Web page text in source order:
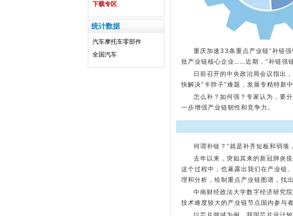
下载专区
统计数据
汽车摩托车零部件
全国汽车
重庆加速33条重点产业链“补链
批产业链核心企业……近期，“补链强
日前召开的中央政治局会议指出
快解决“卡脖子”难题，发展专精特新中
怎么补？如何强？专家认为，要
一步增强产业链韧性和竞争力。
何谓补链？“就是补齐短板和弱项
去年以来，突如其来的新冠肺炎
这个过程中，也暴露出我们在产业链
理和分析，绘制重点产业链图谱，找
中南财经政法大学数字经济研究
技术难度较大的产业链节点国内参与